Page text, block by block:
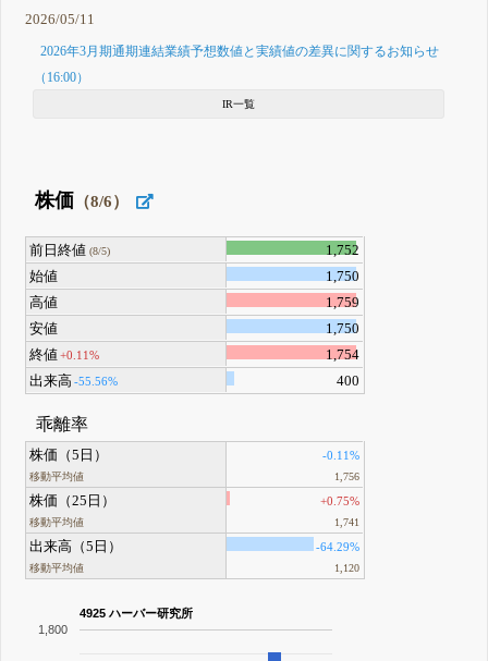
2026/05/11
2026年3月期通期連結業績予想数値と実績値の差異に関するお知らせ
（16:00）
IR一覧
株価 （8/6）
前日終値 (8/5)
1,752
始値
1,750
高値
1,759
安値
1,750
終値+0.11%
1,754
出来高 -55.56% 400
乖離率
株価（5日）
移動平均値
-0.11%
1,756
株価（25日）
移動平均値
+0.75%
1,741
出来高（5日）
移動平均値
-64.29%
1,120
4925 ハーバー研究所
1,800